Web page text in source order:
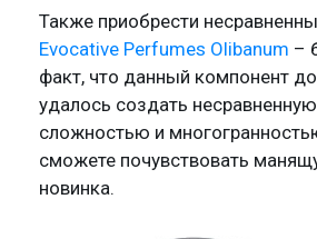
Также приобрести
Evocative Perfumes Olibanum –
факт, что данный компонент
удалось создать
сложностью и
сможете почувствовать
новинка.